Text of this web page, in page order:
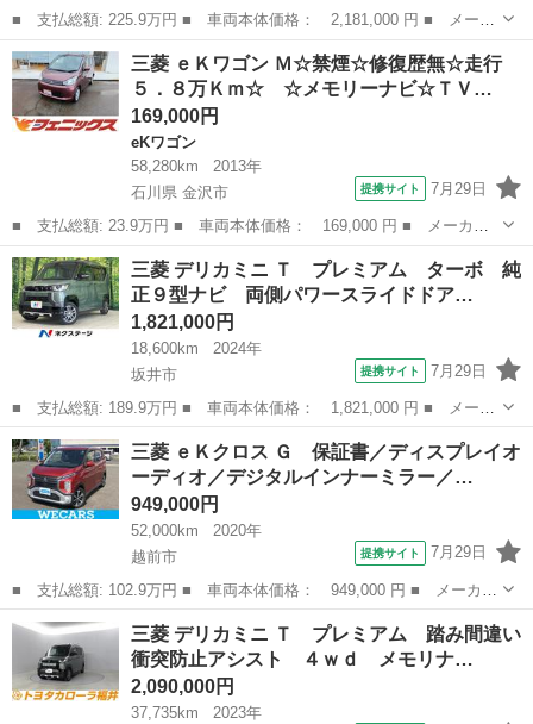
■ 支払総額: 225.9万円 ■ 車両本体価格： 2,181,000 円 ■ メーカ
ー名： 三菱 ■ 車種名： デリカミニ ■ グレード名： ４ＷＤ
Ｔプレミアム 新品タイヤ／保証書／社外 ９インチ ＳＤナビ／デ
ジタルイ...
福井 越前市 三菱
三菱 ｅＫワゴン Ｍ☆禁煙☆修復歴無☆走行
５．８万Ｋｍ☆ ☆メモリーナビ☆ＴＶ…
169,000円
eKワゴン
58,280km
2013年
石川県 金沢市
提携サイト 7月29日
■ 支払総額: 23.9万円 ■ 車両本体価格： 169,000 円 ■ メーカー
名： 三菱 ■ 車種名： ｅＫワゴン ■ グレード名： Ｍ☆禁煙☆
修復歴無☆走行５．８万Ｋｍ☆ ☆メモリーナビ☆ＴＶ☆バックカメ
ラ☆アイドリ...
石川 金沢市 eKワゴン
三菱 デリカミニ Ｔ プレミアム ターボ 純
正９型ナビ 両側パワースライドドア…
1,821,000円
18,600km
2024年
坂井市
提携サイト 7月29日
■ 支払総額: 189.9万円 ■ 車両本体価格： 1,821,000 円 ■ メーカ
ー名： 三菱 ■ 車種名： デリカミニ ■ グレード名： Ｔ プレ
ミアム ターボ 純正９型ナビ 両側パワースライドドア マルチア
ラウンド...
福井 坂井市 三菱
三菱 ｅＫクロス Ｇ 保証書／ディスプレイオ
ーディオ／デジタルインナーミラー／…
949,000円
52,000km
2020年
越前市
提携サイト 7月29日
■ 支払総額: 102.9万円 ■ 車両本体価格： 949,000 円 ■ メーカー
名： 三菱 ■ 車種名： ｅＫクロス ■ グレード名： Ｇ 保証書
／ディスプレイオーディオ／デジタルインナーミラー／衝突安全装置
／シートヒ...
福井 越前市 三菱
三菱 デリカミニ Ｔ プレミアム 踏み間違い
衝突防止アシスト ４ｗｄ メモリナ…
2,090,000円
37,735km
2023年